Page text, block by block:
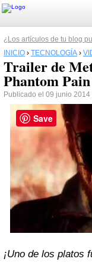
¿Los artículos de tu blog
INICIO › TECNOLOGÍA ›
Trailer de
Phantom
Publicado el 09 junio 2014
¡Uno de los platos
Save